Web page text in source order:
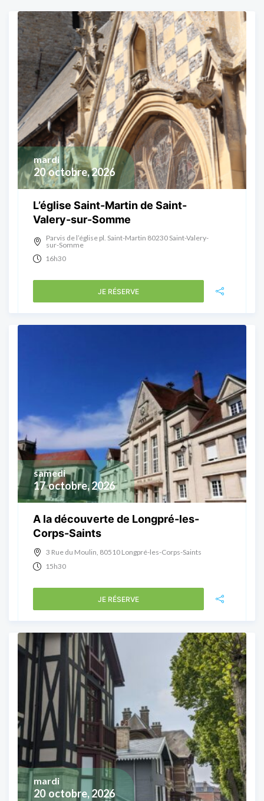
20 octobre, 2026
mardi
L’église Saint-Martin de Saint-
Valery-sur-Somme
Parvis de l’église pl. Saint-Martin 80230 Saint-Valery-
sur-Somme
16h30
JE RÉSERVE
17 octobre, 2026
samedi
A la découverte de Longpré-les-
Corps-Saints
3 Rue du Moulin, 80510 Longpré-les-Corps-Saints
15h30
JE RÉSERVE
20 octobre, 2026
mardi